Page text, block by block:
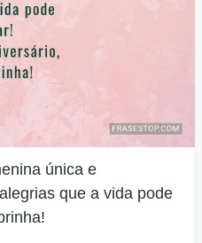
única e
que a vida pode